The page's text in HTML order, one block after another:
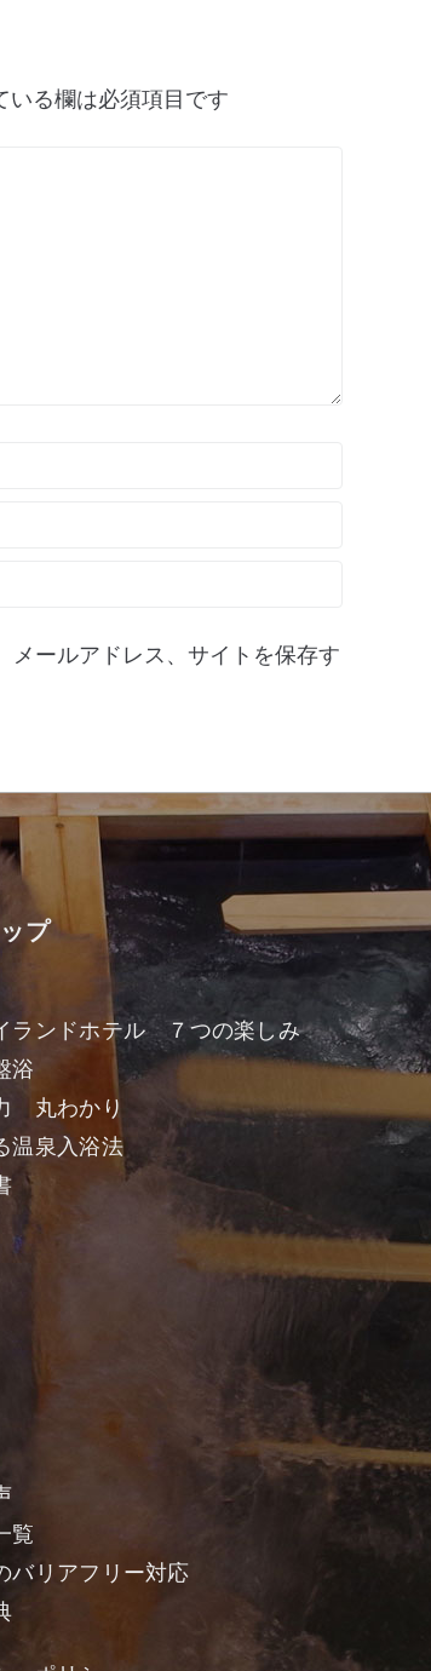
いる欄は必須項目です
メールアドレス、サイトを保存す
プ
ランドホテル ７つの楽しみ
浴
丸わかり
温泉入浴法
覧
バリアフリー対応